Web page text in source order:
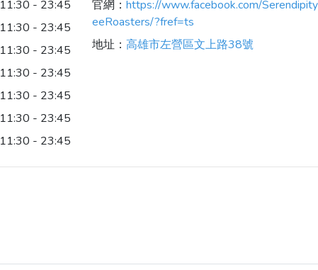
11:30 - 23:45
11:30 - 23:45
11:30 - 23:45
11:30 - 23:45
11:30 - 23:45
11:30 - 23:45
11:30 - 23:45
官網： https://www.facebook.com/
eeRoasters/?fref=ts
地址： 高雄市左營區文上路38號